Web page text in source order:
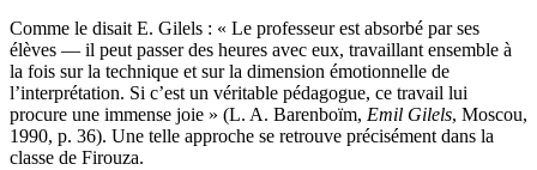
Comme le disait E. Gilels : « Le professeur est absorbé par ses
élèves — il peut passer des heures avec eux, travaillant ensemble à
la fois sur la technique et sur la dimension émotionnelle de
l’interprétation. Si c’est un véritable pédagogue, ce travail lui
procure une immense joie » (L. A. Barenboïm, Emil Gilels, Moscou,
1990, p. 36). Une telle approche se retrouve précisément dans la
classe de Firouza.